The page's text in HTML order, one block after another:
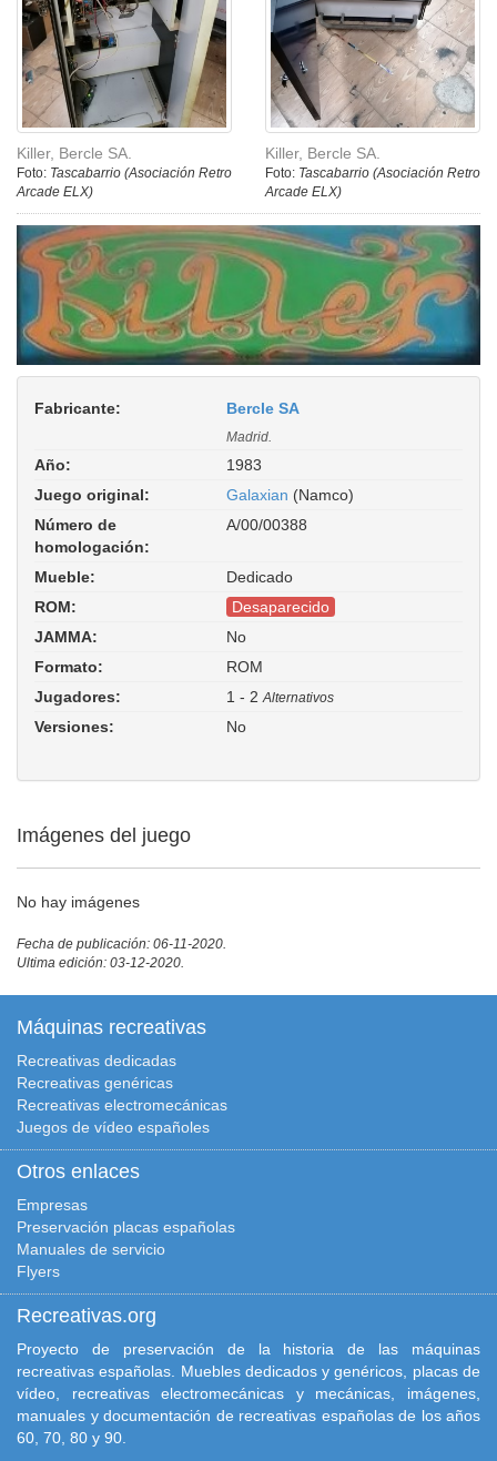
Killer, Bercle SA.
Foto: Tascabarrio (Asociación Retro
Arcade ELX)
Killer, Bercle SA.
Foto: Tascabarrio (Asociación Retro
Arcade ELX)
Fabricante: Bercle SA
Madrid.
Año:
1983
Juego original:
Galaxian (Namco)
Número de
homologación:
A/00/00388
Mueble:
Dedicado
ROM:
Desaparecido
JAMMA:
No
Formato:
ROM
Jugadores:
1 - 2 Alternativos
Versiones: No
Imágenes del juego
No hay imágenes
Fecha de publicación: 06-11-2020.
Ultima edición: 03-12-2020.
Máquinas recreativas
Recreativas dedicadas
Recreativas genéricas
Recreativas electromecánicas
Juegos de vídeo españoles
Otros enlaces
Empresas
Preservación placas españolas
Manuales de servicio
Flyers
Recreativas.org
Proyecto de preservación de la historia de las máquinas
recreativas españolas. Muebles dedicados y genéricos, placas de
vídeo, recreativas electromecánicas y mecánicas, imágenes,
manuales y documentación de recreativas españolas de los años
60, 70, 80 y 90.